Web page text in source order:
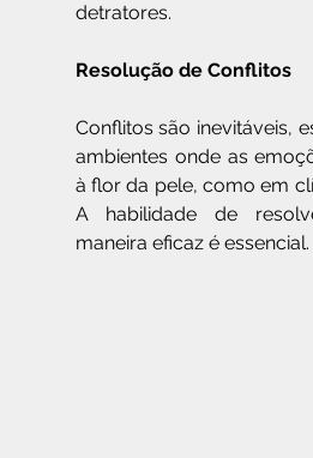
detratores.
Resolução de Conflitos
Conflitos são inevitáveis,
ambientes onde as
à flor da pele, como em
A habilidade de
maneira eficaz é essencial.